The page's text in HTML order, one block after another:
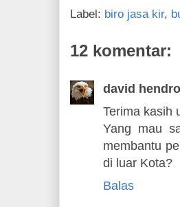
Label: biro jasa kir,
12 komentar:
david hendro
Terima kasih
Yang mau
membantu
di luar Kota?
Balas